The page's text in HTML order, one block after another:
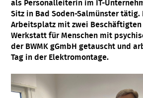
als Personalleiterin im IT-
Sitz in Bad Soden-Salmünster tätig.
Arbeitsplatz mit zwei Beschäftigten
Werkstatt für Menschen mit
der BWMK gGmbH getauscht und
Tag in der Elektromontage.